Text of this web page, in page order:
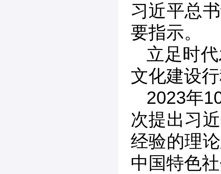
习近平总
要指示。
立足时
文化建设
2023年
次提出习
经验的理
中国特色